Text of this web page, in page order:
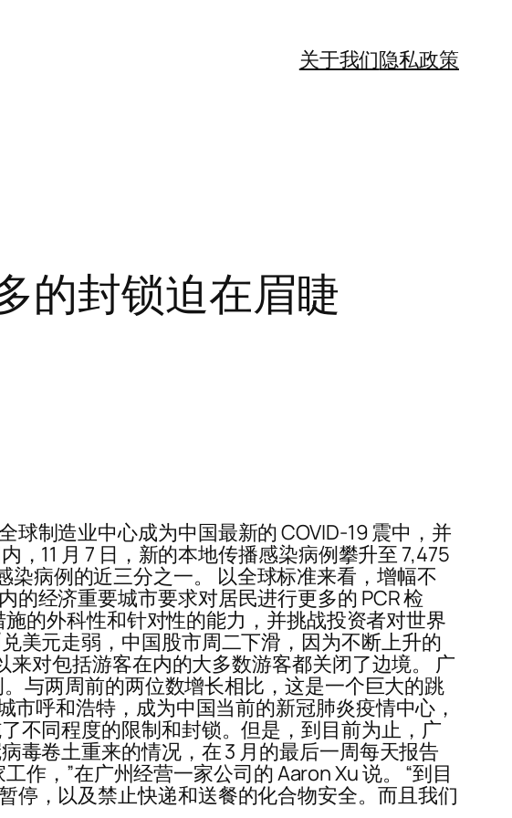
关于我们隐私政策
的封锁迫在眉睫
制造业中心成为中国最新的 COVID-19 震中，并
11 月 7 日，新的本地传播感染病例攀升至 7,475
染病例的近三分之一。 以全球标准来看，增幅不
经济重要城市要求对居民进行更多的 PCR 检
的外科性和针对性的能力，并挑战投资者对世界
美元走弱，中国股市周二下滑，因为不断上升的
对包括游客在内的大多数游客都关闭了边境。 广
。与两周前的两位数增长相比，这是一个巨大的跳
呼和浩特，成为中国当前的新冠肺炎疫情中心，
不同程度的限制和封锁。但是，到目前为止，广
毒卷土重来的情况，在 3 月的最后一周每天报告
作，”在广州经营一家公司的 Aaron Xu 说。 “到目
停，以及禁止快递和送餐的化合物安全。而且我们